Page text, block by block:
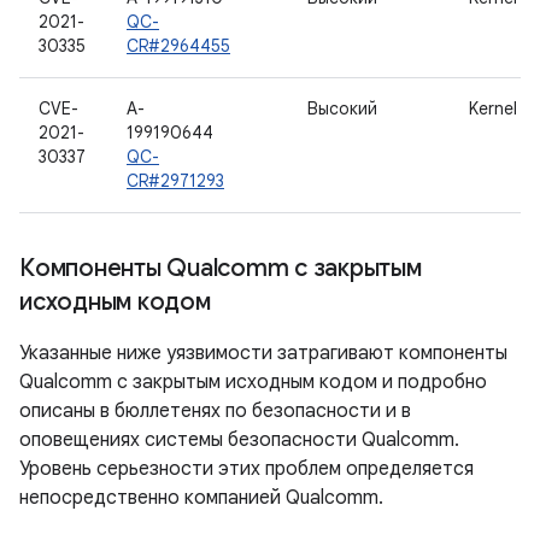
2021-
30335
QC-
CR#2964455
CVE-
2021-
30337
A-
199190644
QC-
CR#2971293
Высокий Kernel
Компоненты Qualcomm с закрытым
исходным кодом
Указанные ниже уязвимости затрагивают компоненты
Qualcomm с закрытым исходным кодом и подробно
описаны в бюллетенях по безопасности и в
оповещениях системы безопасности Qualcomm.
Уровень серьезности этих проблем определяется
непосредственно компанией Qualcomm.